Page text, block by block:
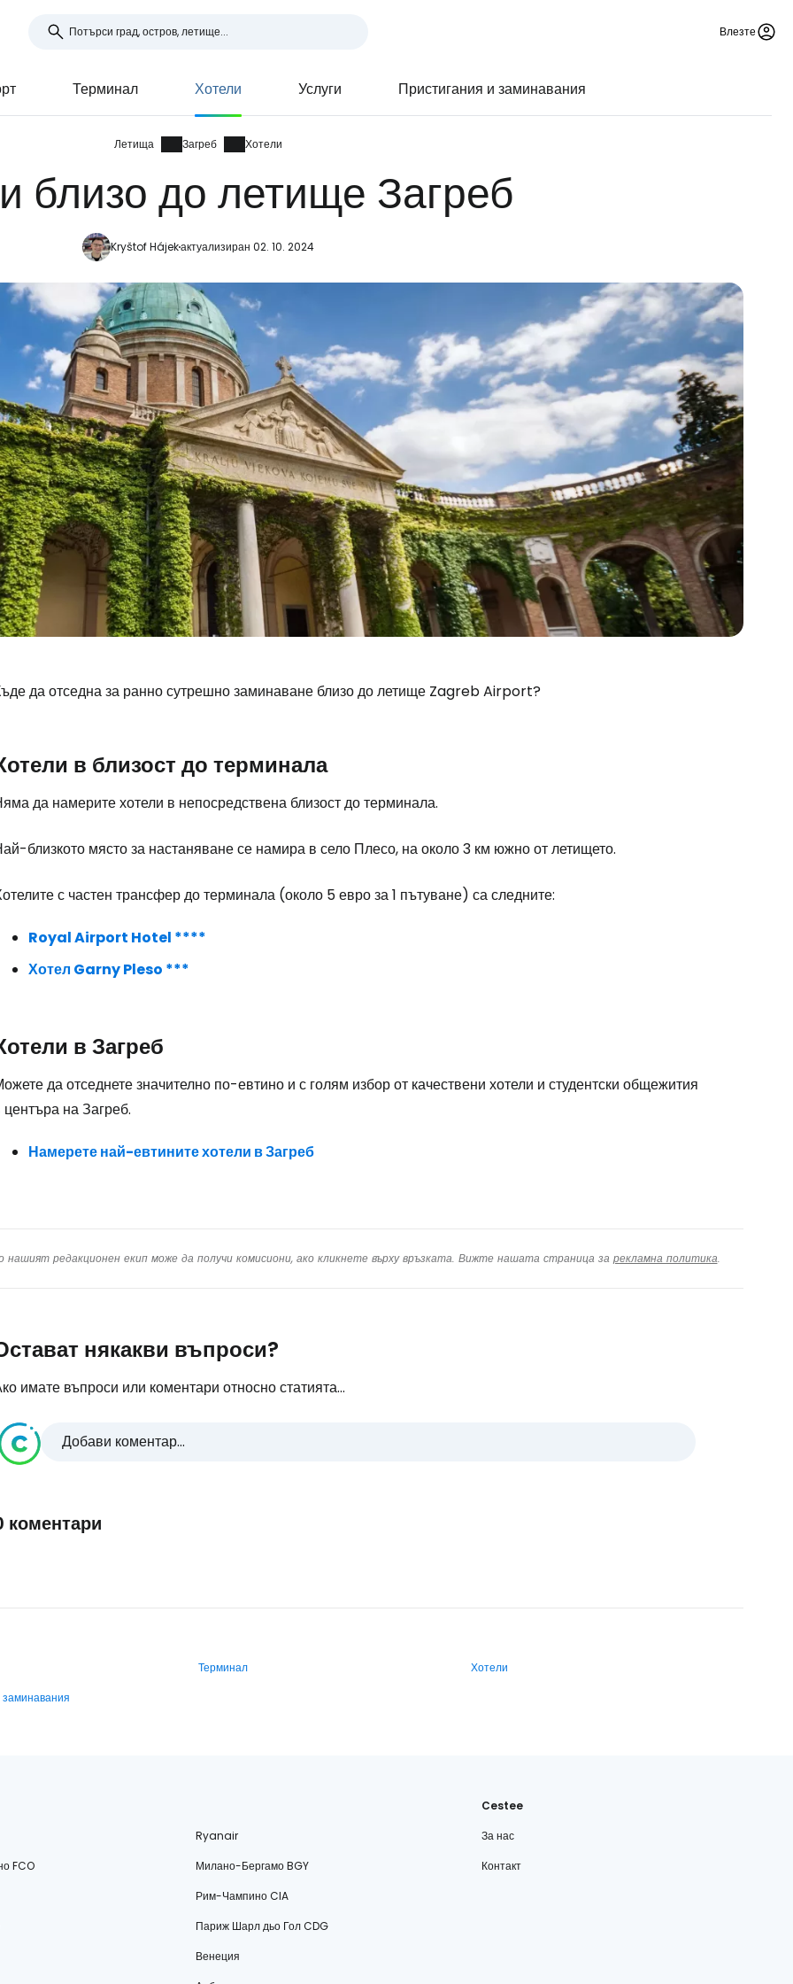
Влезте
Терминал Хотели Услуги Пристигания и заминавания
Летища Загреб Хотели
близо до летище Загреб
Kryštof Hájekактуализиран 02. 10. 2024
да отседна за ранно сутрешно заминаване близо до летище Zagreb Airport?
в близост до терминала
да намерите хотели в непосредствена близост до терминала.
близкото място за настаняване се намира в село Плесо, на около 3 км южно от летището.
с частен трансфер до терминала (около 5 евро за 1 пътуване) са следните:
Royal Airport Hotel ****
Хотел Garny Pleso ***
в Загреб
да отседнете значително по-евтино и с голям избор от качествени хотели и студентски общежития
центъра на Загреб.
Намерете най-евтините хотели в Загреб
редакционен екип може да получи комисиони, ако кликнете върху връзката. Вижте нашата страница за рекламна политика.
някакви въпроси?
имате въпроси или коментари относно статията...
Добави коментар...
коментари
Терминал
Хотели
Ryanair
FCO
Милано-Бергамо BGY
Рим-Чампино CIA
Париж Шарл дьо Гол CDG
Венеция
Cestee
За нас
Контакт
Влезте в Cestee
... световната общност на туристите
Продължете с Google